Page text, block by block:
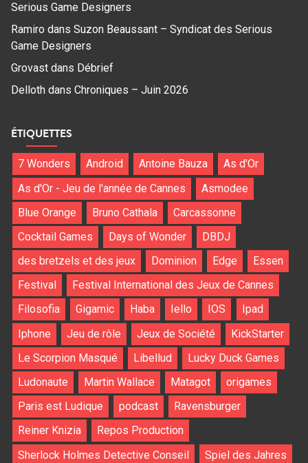
Serious Game Designers
Ramiro dans Suzon Beaussant – Syndicat des Serious
Game Designers
Grovast dans Débrief
Delloth dans Chroniques – Juin 2026
ÉTIQUETTES
7 Wonders Android Antoine Bauza
As d'Or
As d'Or - Jeu de l'année de Cannes
Asmodee
Blue Orange
Bruno Cathala
Carcassonne
Cocktail Games
Days of Wonder
DBDJ
des bretzels et des jeux
Dominion Edge
Essen
Festival
Festival International des Jeux de Cannes
Filosofia
Gigamic Haba Iello IOS
Ipad
Iphone
Jeu de rôle Jeux de Société
KickStarter
Le Scorpion Masqué
Libellud
Lucky Duck Games
Ludonaute
Martin Wallace Matagot
origames
Paris est Ludique
podcast
Ravensburger
Reiner Knizia
Repos Production
Sherlock Holmes Detective Conseil
Spiel des Jahres